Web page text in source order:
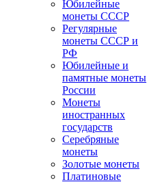
Юбилейные
монеты СССР
Регулярные
монеты СССР и
РФ
Юбилейные и
памятные монеты
России
Монеты
иностранных
государств
Серебряные
монеты
Золотые монеты
Платиновые